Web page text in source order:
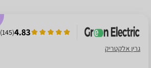
4.83
(
145
)
גרין אלקטריק